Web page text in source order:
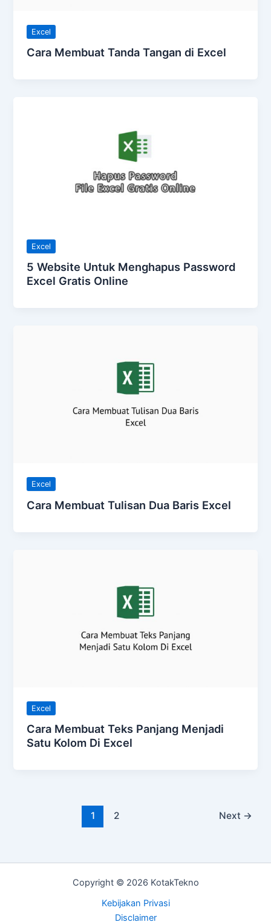
Excel
Cara Membuat Tanda Tangan di Excel
Excel
5 Website Untuk Menghapus Password
Excel Gratis Online
Excel
Cara Membuat Tulisan Dua Baris Excel
Excel
Cara Membuat Teks Panjang Menjadi
Satu Kolom Di Excel
1 2 Next →
Copyright © 2026 KotakTekno
Kebijakan Privasi
Disclaimer